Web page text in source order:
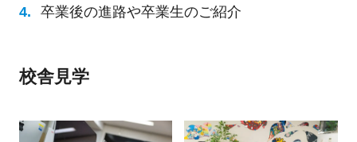
卒業後の進路や卒業生のご紹介
校舎見学